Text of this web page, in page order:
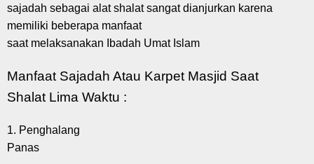
sajadah sebagai alat shalat sangat dianjurkan karena
memiliki beberapa manfaat
saat melaksanakan Ibadah Umat Islam
Manfaat Sajadah Atau Karpet Masjid Saat
Shalat Lima Waktu :
1. Penghalang
Panas